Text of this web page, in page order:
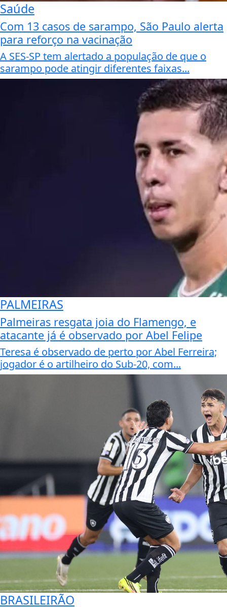
Saúde
Com 13 casos de sarampo, São Paulo alerta
para reforço na vacinação
A SES-SP tem alertado a população de que o
sarampo pode atingir diferentes faixas...
PALMEIRAS
Palmeiras resgata joia do Flamengo, e
atacante já é observado por Abel Felipe
Teresa é observado de perto por Abel Ferreira;
jogador é o artilheiro do Sub-20, com...
BRASILEIRÃO